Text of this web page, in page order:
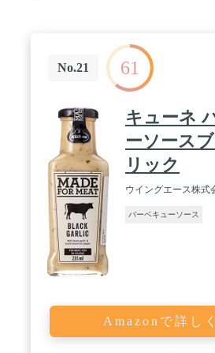
No.21 61
キューネ
ーソース
リック
ウイングエース株式
バーベキューソース
Amazonで詳し